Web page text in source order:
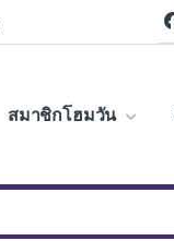
สมาชิกโฮมวัน